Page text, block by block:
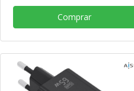
Comprar